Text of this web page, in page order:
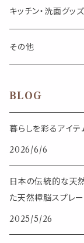
チューブ
スライドケース
アロマストーン
ミニサイズ
大きめサイズ
フック・マグネット・
ステッカー・マスキ
筆記用具
ウォールアイテム
フック・マグネット・画鋲
収納・小物トレー
スマホアイテム
生活アイテム
ブローチ・ピンバッチ
ピアス
ブレスレット
その他
キッチン・洗面グッズ
カトラリー
その他
BLOG
暮らしを彩るアイ
2026/6/6
日本の伝統的な天然
た天然樟脳スプレ
2025/5/26